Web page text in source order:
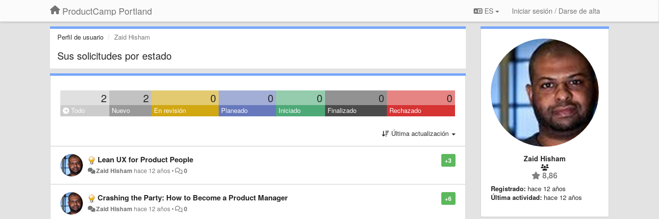
ProductCamp Portland ES Iniciar sesión / Darse de alta
Perfil de usuario Zaid Hisham
Sus solicitudes por estado
2 2 0 0 0 0 0
Todo Nuevo En revisión Planeado Iniciado Finalizado Rechazado
Última actualización
+3
Lean UX for Product People
Zaid Hisham hace 12 años• 0
+6
Crashing the Party: How to Become a Product Manager
Zaid Hisham hace 12 años• 0
Zaid Hisham
8,86
Registrado: hace 12 años
Última actividad: hace 12 años